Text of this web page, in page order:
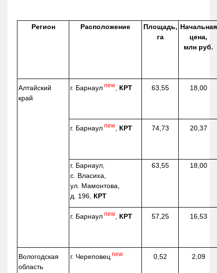
Регион Расположение
Площадь,
га
Начальная
цена,
млн руб.
Алтайский
край
г. Барнаул new КРТ 63,55 18,00
г. Барнаул new КРТ 74,73 20,37
г. Барнаул,
с. Власиха,
ул. Мамонтова,
д. 196, КРТ
63,55 18,00
г. Барнаул new КРТ 57,25 16,53
Вологодская
область
г. Череповец new 0,52 2,09